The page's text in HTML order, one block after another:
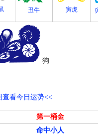
丑牛 寅虎
狗
查看今日运势<<
第一桶金
命中小人